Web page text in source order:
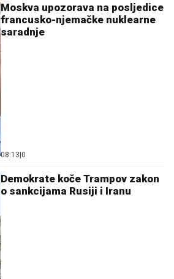
Moskva upozorava na posljedice
francusko-njemačke nuklearne
saradnje
08:13|0
Demokrate koče Trampov zakon
o sankcijama Rusiji i Iranu